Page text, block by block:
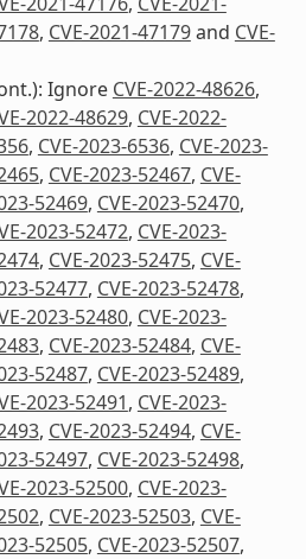
, CVE-2021-47179and CVE-
Ignore CVE-2022-48626,
2022-48629, CVE-2022-
, CVE-2023-6536, CVE-2023-
, CVE-2023-52467, CVE-
52469, CVE-2023-52470,
2023-52472, CVE-2023-
, CVE-2023-52475, CVE-
52477, CVE-2023-52478,
2023-52480, CVE-2023-
, CVE-2023-52484, CVE-
52487, CVE-2023-52489,
2023-52491, CVE-2023-
, CVE-2023-52494, CVE-
52497, CVE-2023-52498,
2023-52500, CVE-2023-
, CVE-2023-52503, CVE-
52505, CVE-2023-52507,